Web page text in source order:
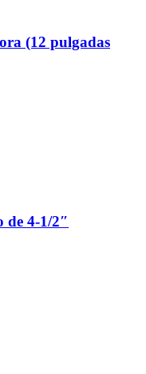
(12 pulgadas
de 4-1/2″